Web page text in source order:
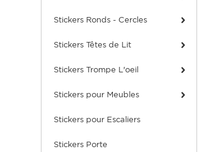
Stickers Ronds - Cercles
Stickers Têtes de Lit
Stickers Trompe L'oeil
Stickers pour Meubles
Stickers pour Escaliers
Stickers Porte